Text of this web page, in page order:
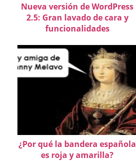
Nueva versión de WordPress
2.5: Gran lavado de cara y
funcionalidades
¿Por qué la bandera española
es roja y amarilla?